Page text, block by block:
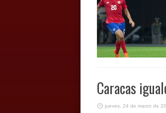
Caracas
jueves, 24 de marzo de